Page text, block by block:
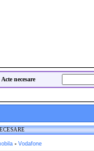
Acte necesare
- Vodafone